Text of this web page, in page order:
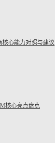
核心能力对照与建议
核心亮点盘点